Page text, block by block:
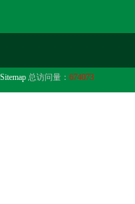
总访问量： 674073